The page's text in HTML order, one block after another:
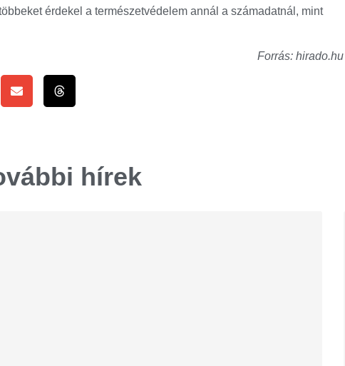
érdekel a természetvédelem annál a számadatnál, mint
Forrás: hirado.hu
hírek